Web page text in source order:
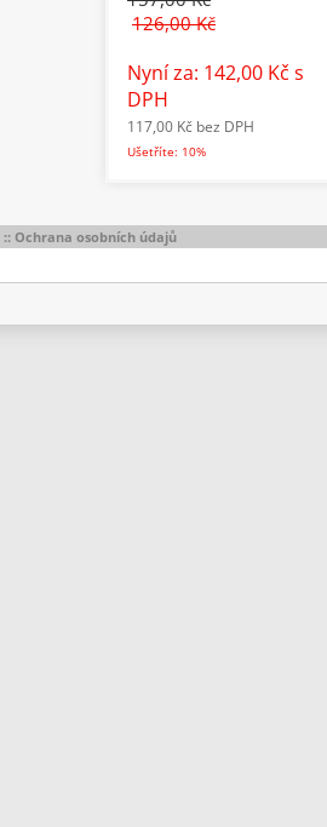
126,00 Kč
Nyní za: 142,00 Kč s
DPH
117,00 Kč bez DPH
Ušetříte: 10%
:: Ochrana osobních údajů